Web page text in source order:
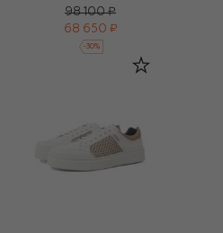
98 100 ₽
68 650 ₽
-30%